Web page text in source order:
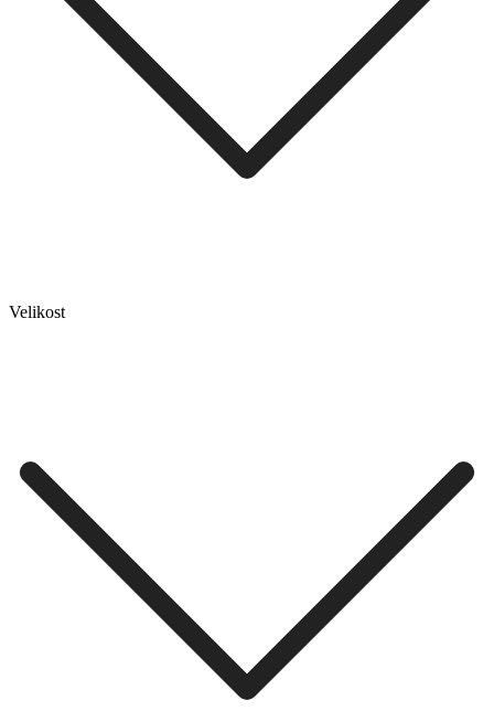
Velikost